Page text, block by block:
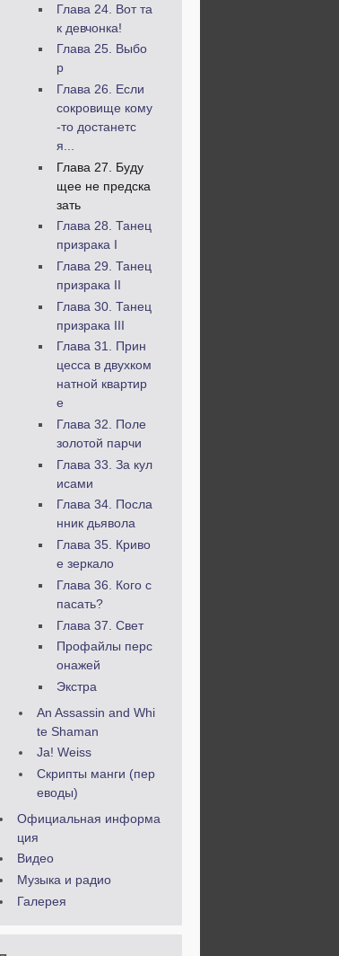
Глава 24. Вот та
к девчонка!
Глава 25. Выбо
р
Глава 26. Если
сокровище кому
-то достанетс
я...
Глава 27. Буду
щее не предска
зать
Глава 28. Танец
призрака I
Глава 29. Танец
призрака II
Глава 30. Танец
призрака III
Глава 31. Прин
цесса в двухком
натной квартир
е
Глава 32. Поле
золотой парчи
Глава 33. За кул
исами
Глава 34. Посла
нник дьявола
Глава 35. Криво
е зеркало
Глава 36. Кого с
пасать?
Глава 37. Свет
Профайлы перс
онажей
Экстра
An Assassin and Whi
te Shaman
Ja! Weiss
Скрипты манги (пер
еводы)
Официальная информа
ция
Видео
Музыка и радио
Галерея